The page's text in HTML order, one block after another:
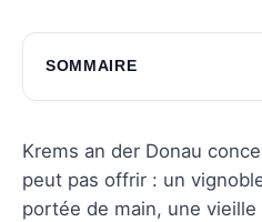
SOMMAIRE
Les richesses
Exploration des routes
Questions fréquentes
Krems an der Donau
peut pas offrir : un
portée de main, une